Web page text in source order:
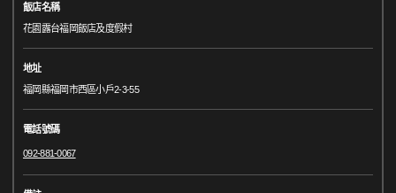
飯店名稱
花園露台福岡飯店及度假村
地址
福岡縣福岡市西區小戶2-3-55
電話號碼
092-881-0067